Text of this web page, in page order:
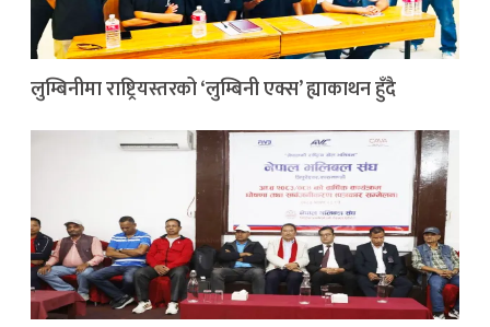
लुम्बिनीमा राष्ट्रियस्तरको ‘लुम्बिनी एक्स’ ह्याकाथन हुँदै